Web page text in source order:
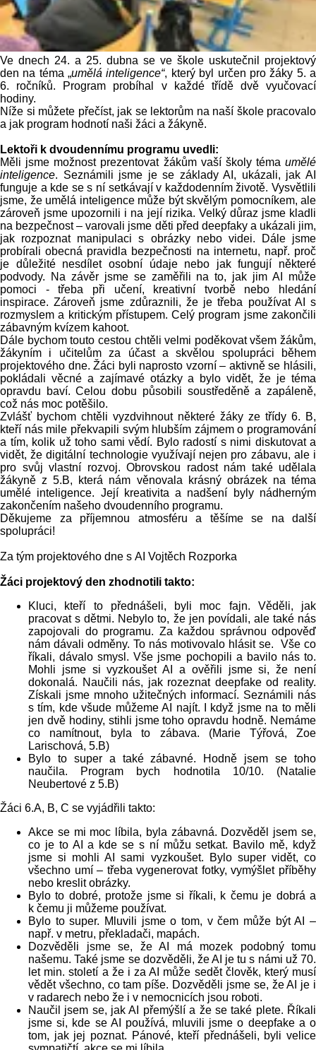
Ve dnech 24. a 25. dubna se ve škole uskutečnil projektový
den na téma „umělá inteligence“, který byl určen pro žáky 5. a
6. ročníků. Program probíhal v každé třídě dvě vyučovací
hodiny.
Níže si můžete přečíst, jak se lektorům na naší škole pracovalo
a jak program hodnotí naši žáci a žákyně.
Lektoři k dvoudennímu programu uvedli:
Měli jsme možnost prezentovat žákům vaší školy téma umělé
inteligence. Seznámili jsme je se základy AI, ukázali, jak AI
funguje a kde se s ní setkávají v každodenním životě. Vysvětlili
jsme, že umělá inteligence může být skvělým pomocníkem, ale
zároveň jsme upozornili i na její rizika. Velký důraz jsme kladli
na bezpečnost – varovali jsme děti před deepfaky a ukázali jim,
jak rozpoznat manipulaci s obrázky nebo videi. Dále jsme
probírali obecná pravidla bezpečnosti na internetu, např. proč
je důležité nesdílet osobní údaje nebo jak fungují některé
podvody. Na závěr jsme se zaměřili na to, jak jim AI může
pomoci - třeba při učení, kreativní tvorbě nebo hledání
inspirace. Zároveň jsme zdůraznili, že je třeba používat AI s
rozmyslem a kritickým přístupem. Celý program jsme zakončili
zábavným kvízem kahoot.
Dále bychom touto cestou chtěli velmi poděkovat všem žákům,
žákyním i učitelům za účast a skvělou spolupráci během
projektového dne. Žáci byli naprosto vzorní – aktivně se hlásili,
pokládali věcné a zajímavé otázky a bylo vidět, že je téma
opravdu baví. Celou dobu působili soustředěně a zapáleně,
což nás moc potěšilo.
Zvlášť bychom chtěli vyzdvihnout některé žáky ze třídy 6. B,
kteří nás mile překvapili svým hlubším zájmem o programování
a tím, kolik už toho sami vědí. Bylo radostí s nimi diskutovat a
vidět, že digitální technologie využívají nejen pro zábavu, ale i
pro svůj vlastní rozvoj. Obrovskou radost nám také udělala
žákyně z 5.B, která nám věnovala krásný obrázek na téma
umělé inteligence. Její kreativita a nadšení byly nádherným
zakončením našeho dvoudenního programu.
Děkujeme za příjemnou atmosféru a těšíme se na další
spolupráci!
Za tým projektového dne s AI Vojtěch Rozporka
Žáci projektový den zhodnotili takto:
Kluci, kteří to přednášeli, byli moc fajn. Věděli, jak
pracovat s dětmi. Nebylo to, že jen povídali, ale také nás
zapojovali do programu. Za každou správnou odpověď
nám dávali odměny. To nás motivovalo hlásit se. Vše co
říkali, dávalo smysl. Vše jsme pochopili a bavilo nás to.
Mohli jsme si vyzkoušet AI a ověřili jsme si, že není
dokonalá. Naučili nás, jak rozeznat deepfake od reality.
Získali jsme mnoho užitečných informací. Seznámili nás
s tím, kde všude můžeme AI najít. I když jsme na to měli
jen dvě hodiny, stihli jsme toho opravdu hodně. Nemáme
co namítnout, byla to zábava. (Marie Týřová, Zoe
Larischová, 5.B)
Bylo to super a také zábavné. Hodně jsem se toho
naučila. Program bych hodnotila 10/10. (Natalie
Neubertové z 5.B)
Žáci 6.A, B, C se vyjádřili takto:
Akce se mi moc líbila, byla zábavná. Dozvěděl jsem se,
co je to AI a kde se s ní můžu setkat. Bavilo mě, když
jsme si mohli AI sami vyzkoušet. Bylo super vidět, co
všechno umí – třeba vygenerovat fotky, vymýšlet příběhy
nebo kreslit obrázky.
Bylo to dobré, protože jsme si říkali, k čemu je dobrá a
k čemu ji můžeme používat.
Bylo to super. Mluvili jsme o tom, v čem může být AI –
např. v metru, překladači, mapách.
Dozvěděli jsme se, že AI má mozek podobný tomu
našemu. Také jsme se dozvěděli, že AI je tu s námi už 70.
let min. století a že i za AI může sedět člověk, který musí
vědět všechno, co tam píše. Dozvěděli jsme se, že AI je i
v radarech nebo že i v nemocnicích jsou roboti.
Naučil jsem se, jak AI přemýšlí a že se také plete. Říkali
jsme si, kde se AI používá, mluvili jsme o deepfake a o
tom, jak jej poznat. Pánové, kteří přednášeli, byli velice